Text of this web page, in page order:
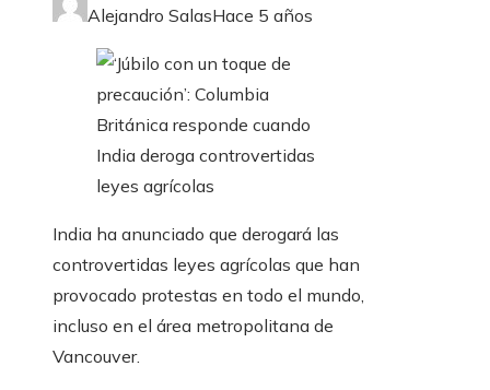
Alejandro SalasHace 5 años
India ha anunciado que derogará las
controvertidas leyes agrícolas que han
provocado protestas en todo el mundo,
incluso en el área metropolitana de
Vancouver.